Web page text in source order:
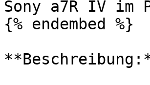
Sony a7R IV im
{% endembed %}